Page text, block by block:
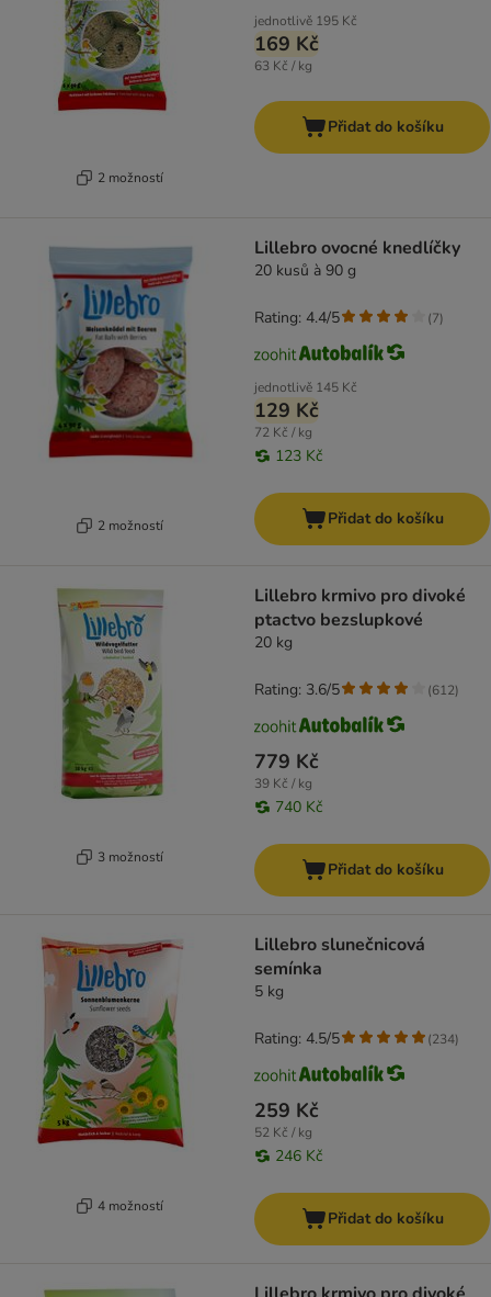
2 možností
jednotlivě 195 Kč
169 Kč
63 Kč / kg
Přidat do košíku
2 možností
Lillebro ovocné knedlíčky
20 kusů à 90 g
jednotlivě 145 Kč
129 Kč
72 Kč / kg
123 Kč
Rating: 4.4/5 (7)
Přidat do košíku
3 možností
Lillebro krmivo pro divoké
ptactvo bezslupkové
20 kg
779 Kč
39 Kč / kg
740 Kč
Rating: 3.6/5 (612)
Přidat do košíku
4 možností
Lillebro slunečnicová
semínka
5 kg
259 Kč
52 Kč / kg
246 Kč
Rating: 4.5/5 (234)
Přidat do košíku